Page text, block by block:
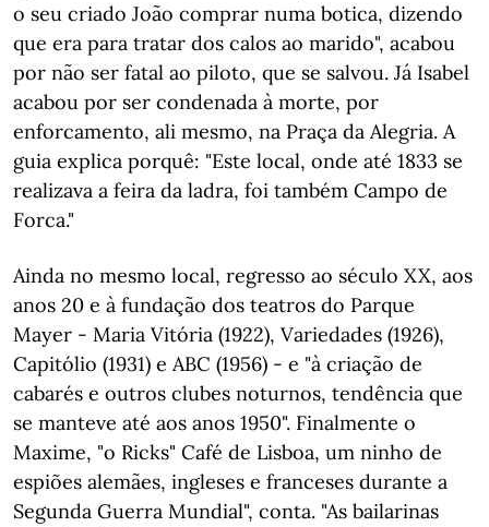
o seu criado João comprar numa botica, dizendo
que era para tratar dos calos ao marido", acabou
por não ser fatal ao piloto, que se salvou. Já Isabel
acabou por ser condenada à morte, por
enforcamento, ali mesmo, na Praça da Alegria. A
guia explica porquê: "Este local, onde até 1833 se
realizava a feira da ladra, foi também Campo de
Forca."
Ainda no mesmo local, regresso ao século XX, aos
anos 20 e à fundação dos teatros do Parque
Mayer - Maria Vitória (1922), Variedades (1926),
Capitólio (1931) e ABC (1956) - e "à criação de
cabarés e outros clubes noturnos, tendência que
se manteve até aos anos 1950". Finalmente o
Maxime, "o Ricks" Café de Lisboa, um ninho de
espiões alemães, ingleses e franceses durante a
Segunda Guerra Mundial", conta. "As bailarinas